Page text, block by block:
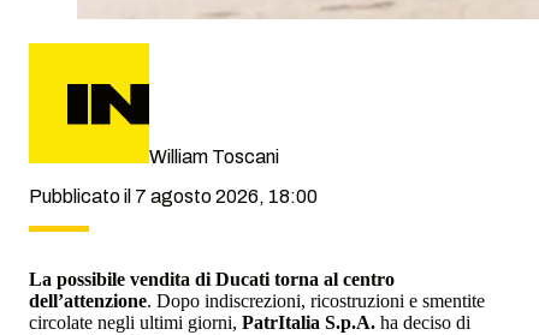
William Toscani
Pubblicato il 7 agosto 2026, 18:00
La possibile vendita di Ducati torna al centro
dell’attenzione. Dopo indiscrezioni, ricostruzioni e smentite
circolate negli ultimi giorni, PatrItalia S.p.A. ha deciso di